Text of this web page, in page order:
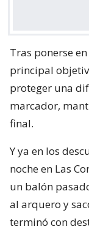
Tras ponerse
principal
proteger una
marcador,
final.
Y ya en los
noche en Las
un balón
al arquero y
terminó con